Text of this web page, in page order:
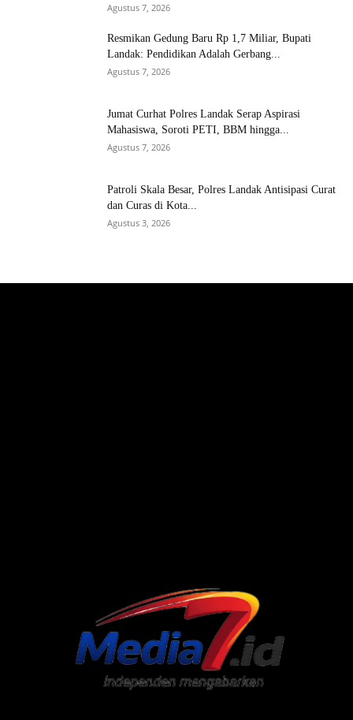
Agustus 7, 2026
Resmikan Gedung Baru Rp 1,7 Miliar, Bupati
Landak: Pendidikan Adalah Gerbang...
Agustus 7, 2026
Jumat Curhat Polres Landak Serap Aspirasi
Mahasiswa, Soroti PETI, BBM hingga...
Agustus 7, 2026
Patroli Skala Besar, Polres Landak Antisipasi Curat
dan Curas di Kota...
Agustus 3, 2026